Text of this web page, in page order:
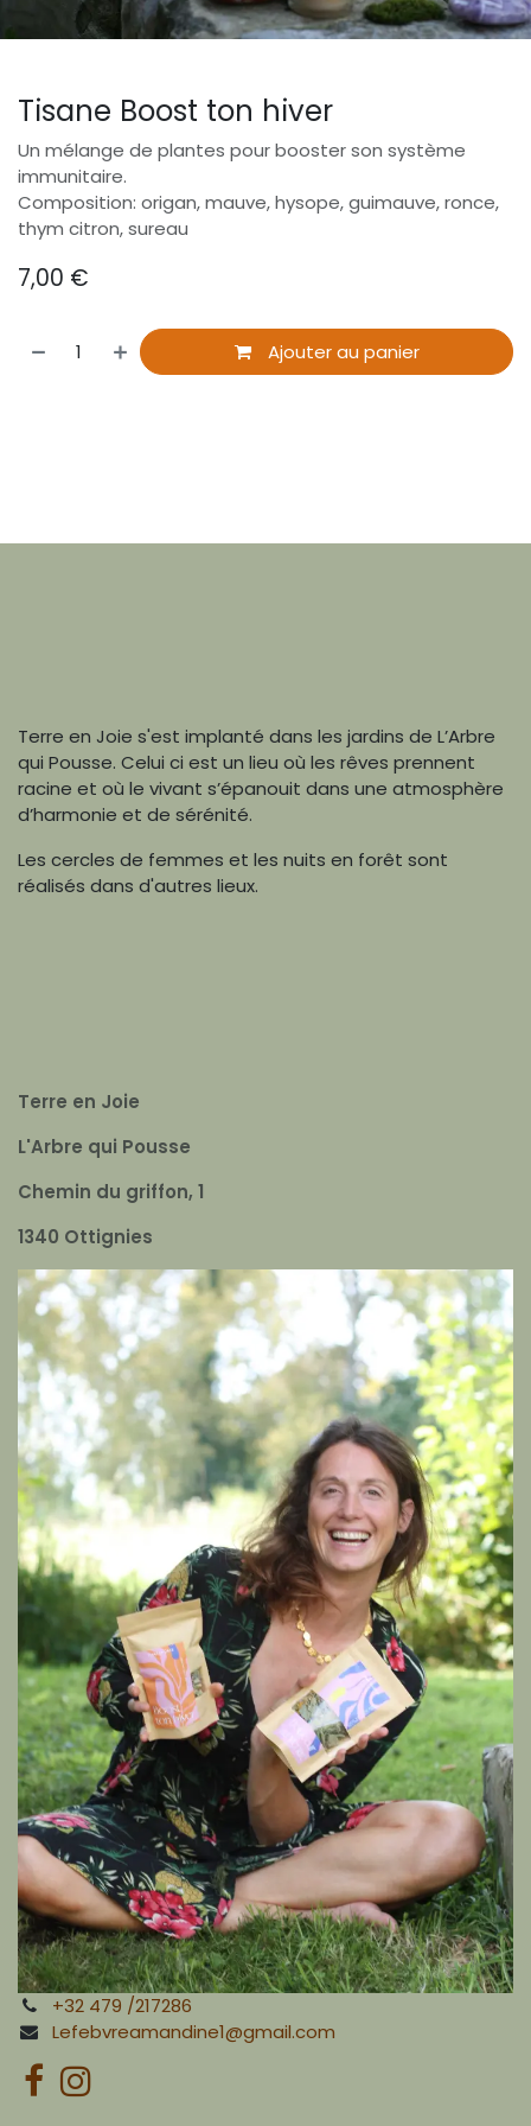
Tisane Boost ton hiver
Un mélange de plantes pour booster son système
immunitaire.
Composition: origan, mauve, hysope, guimauve, ronce,
thym citron, sureau
7,00 €
Ajouter au panier
Terre en Joie s'est implanté dans les jardins de L’Arbre
qui Pousse. Celui ci est un lieu où les rêves prennent
racine et où le vivant s’épanouit dans une atmosphère
d’harmonie et de sérénité.
Les cercles de femmes et les nuits en forêt sont
réalisés dans d'autres lieux.
Terre en Joie
L'Arbre qui Pousse
Chemin du griffon, 1
1340 Ottignies
+32 479 /217286
Lefebvreamandine1@gmail.com